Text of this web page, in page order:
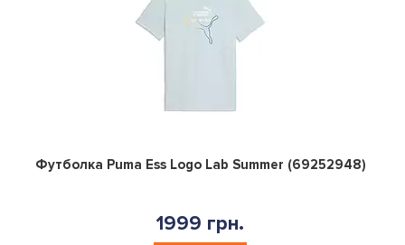
0
Футболка Puma Ess Logo Lab Summer (69252948)
1999 грн.